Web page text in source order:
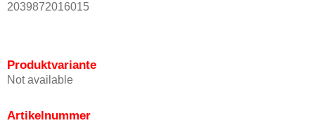
2039872016015
Produktvariante
Not available
Artikelnummer